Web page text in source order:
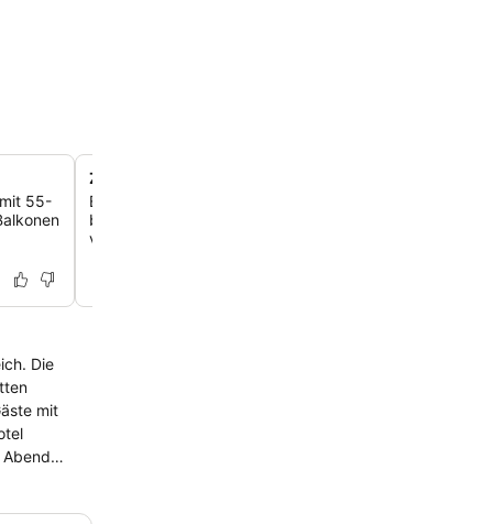
55-
Zwei finnische Saunen
Entspanne im Wellnessbereich, der zwei separate
beherbergt und dir einen ruhigen Ort bietet, um nach
voller Erkundungen im Tal abzuschalten.